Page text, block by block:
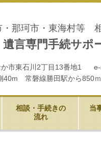
・那珂市・東海村等
言専門手続サポ
か市東石川2丁目13番地1
40m 常磐線勝田駅から850ｍ
相談・手続きの
流れ
当